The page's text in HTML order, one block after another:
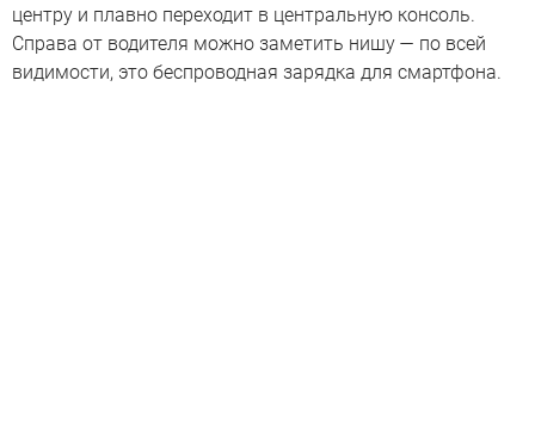
центру и плавно переходит в центральную консоль.
Справа от водителя можно заметить нишу — по всей
видимости, это беспроводная зарядка для смартфона.